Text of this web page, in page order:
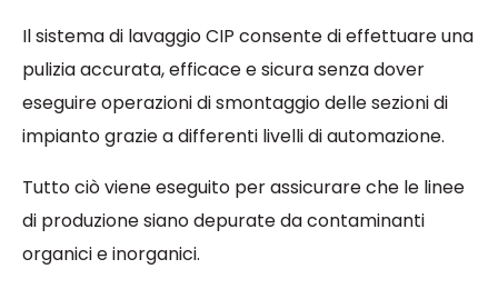
Il sistema di lavaggio CIP consente di effettuare una
pulizia accurata, efficace e sicura senza dover
eseguire operazioni di smontaggio delle sezioni di
impianto grazie a differenti livelli di automazione.
Tutto ciò viene eseguito per assicurare che le linee
di produzione siano depurate da contaminanti
organici e inorganici.